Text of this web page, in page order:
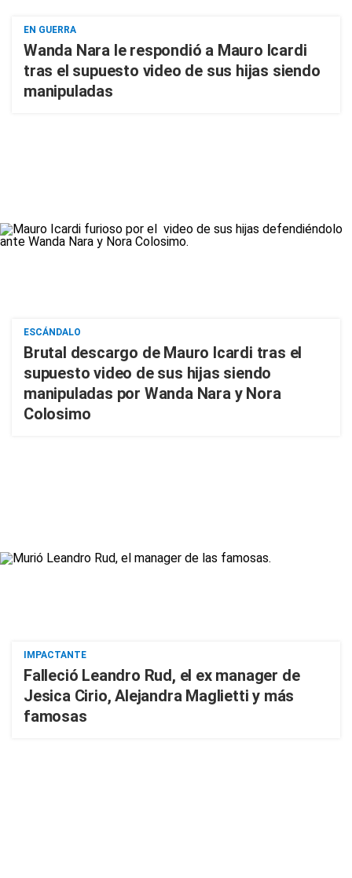
EN GUERRA
Wanda Nara le respondió a Mauro Icardi
tras el supuesto video de sus hijas siendo
manipuladas
ESCÁNDALO
Brutal descargo de Mauro Icardi tras el
supuesto video de sus hijas siendo
manipuladas por Wanda Nara y Nora
Colosimo
IMPACTANTE
Falleció Leandro Rud, el ex manager de
Jesica Cirio, Alejandra Maglietti y más
famosas